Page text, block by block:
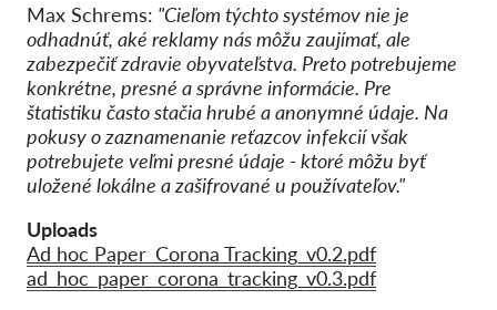
Max Schrems: "Cieľom týchto systémov nie je
odhadnúť, aké reklamy nás môžu zaujímať, ale
zabezpečiť zdravie obyvateľstva. Preto potrebujeme
konkrétne, presné a správne informácie. Pre
štatistiku často stačia hrubé a anonymné údaje. Na
pokusy o zaznamenanie reťazcov infekcií však
potrebujete veľmi presné údaje - ktoré môžu byť
uložené lokálne a zašifrované u používateľov."
Uploads
Ad hoc Paper_Corona Tracking_v0.2.pdf
ad_hoc_paper_corona_tracking_v0.3.pdf